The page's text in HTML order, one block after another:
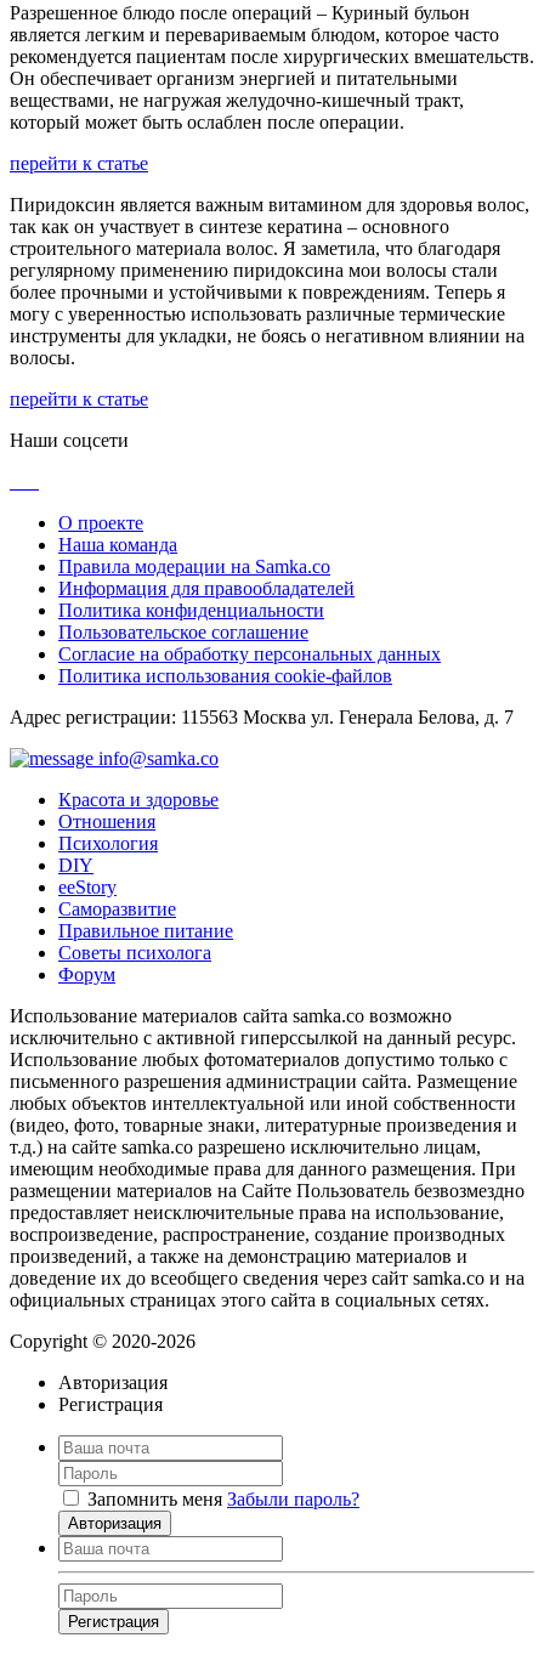
Разрешенное блюдо после операций – Куриный бульон
является легким и перевариваемым блюдом, которое часто
рекомендуется пациентам после хирургических вмешательств.
Он обеспечивает организм энергией и питательными
веществами, не нагружая желудочно-кишечный тракт,
который может быть ослаблен после операции.
перейти к статье
Пиридоксин является важным витамином для здоровья волос,
так как он участвует в синтезе кератина – основного
строительного материала волос. Я заметила, что благодаря
регулярному применению пиридоксина мои волосы стали
более прочными и устойчивыми к повреждениям. Теперь я
могу с уверенностью использовать различные термические
инструменты для укладки, не боясь о негативном влиянии на
волосы.
перейти к статье
Наши соцсети
О проекте
Наша команда
Правила модерации на Samka.co
Информация для правообладателей
Политика конфиденциальности
Пользовательское соглашение
Согласие на обработку персональных данных
Политика использования cookie-файлов
Адрес регистрации: 115563 Москва ул. Генерала Белова, д. 7
info@samka.co
Красота и здоровье
Отношения
Психология
DIY
ееStory
Саморазвитие
Правильное питание
Советы психолога
Форум
Использование материалов сайта samka.co возможно
исключительно с активной гиперссылкой на данный ресурс.
Использование любых фотоматериалов допустимо только с
письменного разрешения администрации сайта. Размещение
любых объектов интеллектуальной или иной собственности
(видео, фото, товарные знаки, литературные произведения и
т.д.) на сайте samka.co разрешено исключительно лицам,
имеющим необходимые права для данного размещения. При
размещении материалов на Сайте Пользователь безвозмездно
предоставляет неисключительные права на использование,
воспроизведение, распространение, создание производных
произведений, а также на демонстрацию материалов и
доведение их до всеобщего сведения через сайт samka.co и на
официальных страницах этого сайта в социальных сетях.
Copyright © 2020-2026
Авторизация
Регистрация
Запомнить меня Забыли пароль?
Авторизация
Регистрация